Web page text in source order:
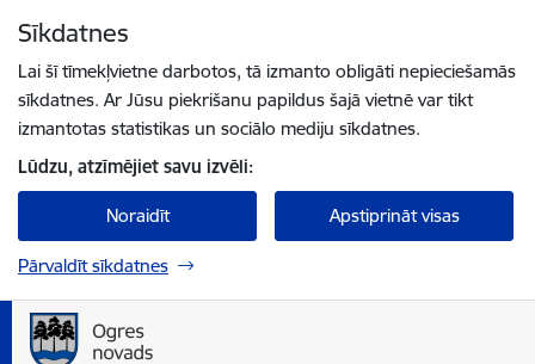
Sīkdatnes
Lai šī tīmekļvietne darbotos, tā izmanto obligāti nepieciešamās
sīkdatnes. Ar Jūsu piekrišanu papildus šajā vietnē var tikt
izmantotas statistikas un sociālo mediju sīkdatnes.
Lūdzu, atzīmējiet savu izvēli:
Noraidīt Apstiprināt visas
Pārvaldīt sīkdatnes